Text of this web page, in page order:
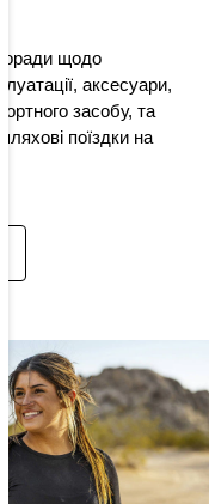
поради щодо
аксесуари,
засобу, та
поїздки на